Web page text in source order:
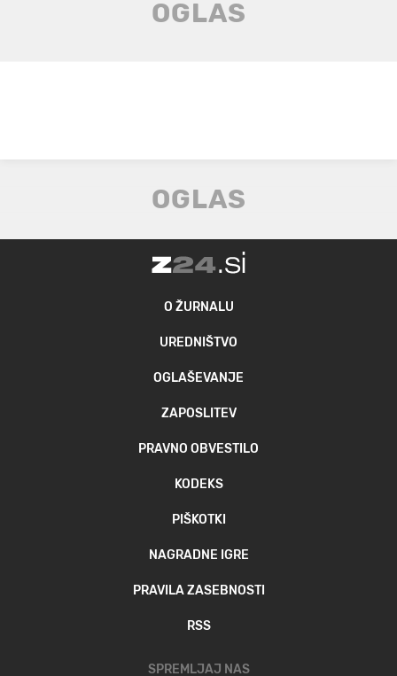
O ŽURNALU
UREDNIŠTVO
OGLAŠEVANJE
ZAPOSLITEV
PRAVNO OBVESTILO
KODEKS
PIŠKOTKI
NAGRADNE IGRE
PRAVILA ZASEBNOSTI
RSS
SPREMLJAJ NAS